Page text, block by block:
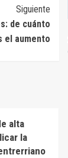
Siguiente
de cuánto
el aumento
alta
la